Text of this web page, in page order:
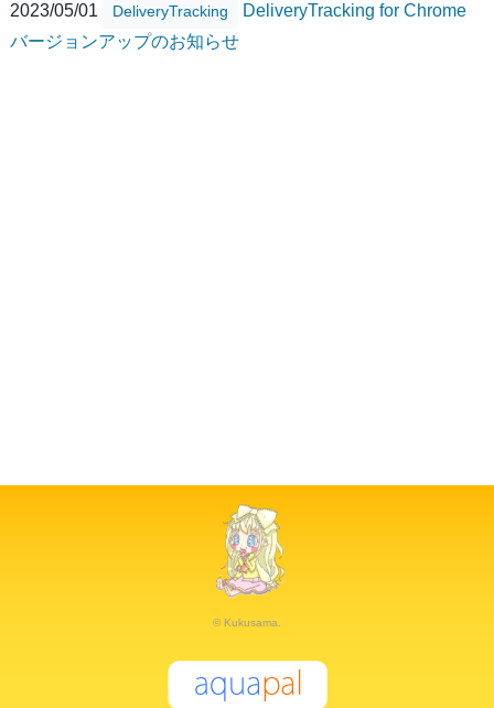
2023/05/01
DeliveryTracking
DeliveryTracking for Chrome
バージョンアップのお知らせ
© Kukusama.